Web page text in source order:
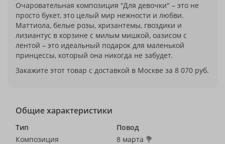
Очаровательная композиция "Для девочки" – это не
просто букет, это целый мир нежности и любви.
Маттиола, белые розы, хризантемы, гвоздики и
лизиантус в корзине с милым мишкой, оазисом с
лентой – это идеальный подарок для маленькой
принцессы, который она никогда не забудет.
Закажите этот товар с доставкой в Москве за 8 070 руб.
Общие характеристики
Тип
Композиция
Повод
8 марта 💐